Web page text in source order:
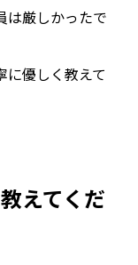
は厳しかったで
に優しく教えて
えてくだ